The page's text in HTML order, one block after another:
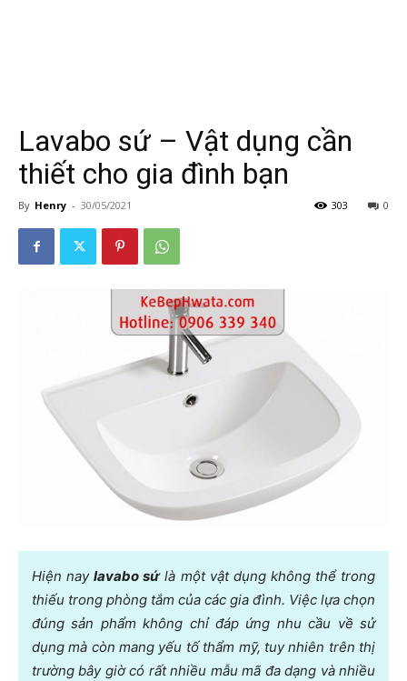
Lavabo sứ – Vật dụng cần
thiết cho gia đình bạn
By Henry - 30/05/2021 0
303
Hiện naylavabo sứlà một vật dụng không thể trong
thiếu trong phòng tắm của các gia đình. Việc lựa chọn
đúng sản phẩm không chỉ đáp ứng nhu cầu về sử
dụng mà còn mang yếu tố thẩm mỹ, tuy nhiên trên thị
trường bây giờ có rất nhiều mẫu mã đa dạng và nhiều